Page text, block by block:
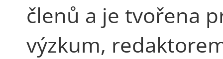
členů a je tvořena
výzkum,